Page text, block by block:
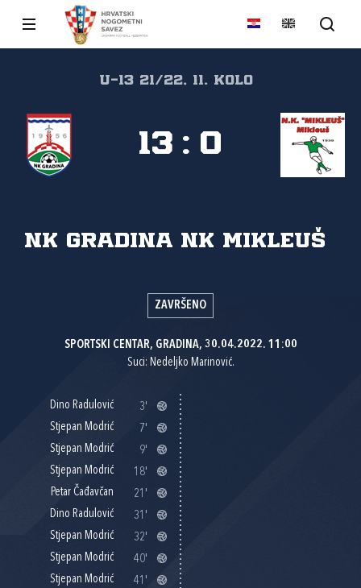
U-13 21/22, 11. kolo
NK Gradina NK Mikleuš
13 : 0
ZAVRŠENO
SPORTSKI CENTAR, GRADINA, 30.04.2022. 11:00
Suci: Nedeljko Marinović.
Dino Radulović
3'
Stjepan Modrić
7'
Stjepan Modrić
9'
Stjepan Modrić
18'
Petar Čađavčan
21'
Dino Radulović
31'
Stjepan Modrić
32'
Stjepan Modrić
40'
Stjepan Modrić
41'